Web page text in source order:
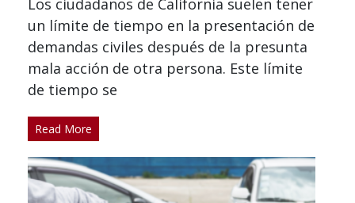
Los ciudadanos de California suelen tener
un límite de tiempo en la presentación de
demandas civiles después de la presunta
mala acción de otra persona. Este límite
de tiempo se
Read More